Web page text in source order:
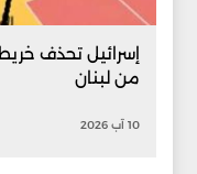
إسرائيل تحذف
من لبنان
10 آب 2026